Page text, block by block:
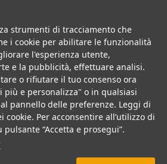
dal P.S.R. Puglia 2014-2020,
19.2, SSL GAL, Azione 4, Intervento
4.2.
Kalintour s.r.l. è gestito da Vacanzedigital
2 Tricase (Le) p.iva 05108640755;
del 27/10/2020; Registro Imprese
- Numero REA: LE - 342564;
Sociale Euro 10.000,00.
Tutti i diritti riservati.
strumenti di tracciamento che
i cookie per abilitare le funzionalità
l'esperienza utente,
e la pubblicità, effettuare analisi.
o rifiutare il tuo consenso ora
più e personalizza" o in qualsiasi
pannello delle preferenze. Leggi di
Per acconsentire all’utilizzo di
“Accetta e prosegui”.